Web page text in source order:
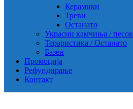
Керамики
Треви
Останато
Украсни камчиња / песок
Тераристика / Останато
Базен
Промоција
Рефундирање
Контакт